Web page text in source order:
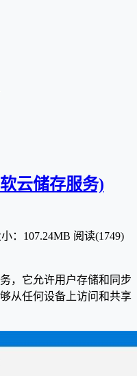
云储存服务)
：107.24MB 阅读(1749)
，它允许用户存储和同步
从任何设备上访问和共享